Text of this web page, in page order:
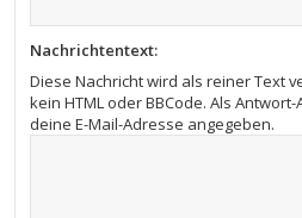
Nachrichtentext:
Diese Nachricht wird als reiner Text
kein HTML oder BBCode. Als
deine E-Mail-Adresse angegeben.